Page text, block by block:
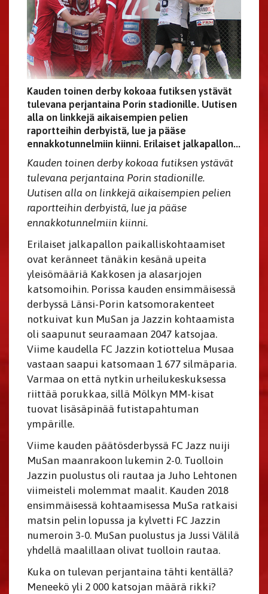
Kauden toinen derby kokoaa futiksen ystävät
tulevana perjantaina Porin stadionille. Uutisen
alla on linkkejä aikaisempien pelien
raportteihin derbyistä, lue ja pääse
ennakkotunnelmiin kiinni. Erilaiset jalkapallon...
Kauden toinen derby kokoaa futiksen ystävät
tulevana perjantaina Porin stadionille.
Uutisen alla on linkkejä aikaisempien pelien
raportteihin derbyistä, lue ja pääse
ennakkotunnelmiin kiinni.
Erilaiset jalkapallon paikalliskohtaamiset
ovat keränneet tänäkin kesänä upeita
yleisömääriä Kakkosen ja alasarjojen
katsomoihin. Porissa kauden ensimmäisessä
derbyssä Länsi-Porin katsomorakenteet
notkuivat kun MuSan ja Jazzin kohtaamista
oli saapunut seuraamaan 2047 katsojaa.
Viime kaudella FC Jazzin kotiottelua Musaa
vastaan saapui katsomaan 1 677 silmäparia.
Varmaa on että nytkin urheilukeskuksessa
riittää porukkaa, sillä Mölkyn MM-kisat
tuovat lisäsäpinää futistapahtuman
ympärille.
Viime kauden päätösderbyssä FC Jazz nuiji
MuSan maanrakoon lukemin 2-0. Tuolloin
Jazzin puolustus oli rautaa ja Juho Lehtonen
viimeisteli molemmat maalit. Kauden 2018
ensimmäisessä kohtaamisessa MuSa ratkaisi
matsin pelin lopussa ja kylvetti FC Jazzin
numeroin 3-0. MuSan puolustus ja Jussi Välilä
yhdellä maalillaan olivat tuolloin rautaa.
Kuka on tulevan perjantaina tähti kentällä?
Meneekö yli 2 000 katsojan määrä rikki?